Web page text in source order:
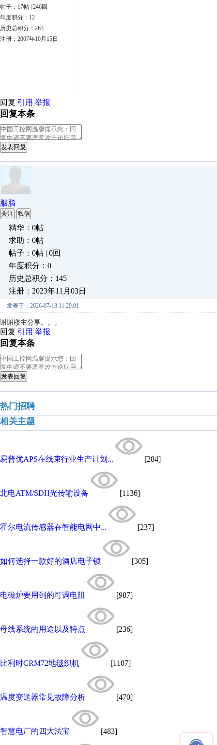
帖子：17帖 | 246回
年度积分：12
历史总积分：263
注册：2007年10月15日
回复 引用 举报
回复本条
发表回复
胭脂
关注 私信
精华：0帖
求助：0帖
帖子：0帖 | 0回
年度积分：0
历史总积分：145
注册：2023年11月03日
发表于：2026-07-13 11:29:01
谢谢楼主分享。。。
回复 引用 举报
回复本条
发表回复
热门招聘
相关主题
易普优APS在线束行业生产计划... [284]
北电ATM/SDH光传输设备 [1136]
霍尔电流传感器在智能电网中... [237]
如何选择一款好的酒店电子锁 [305]
电磁炉要用到的可调电阻 [987]
母线系统的用途以及特点 [236]
比利时CRM72地毯织机 [1107]
温度变送器常见故障分析 [470]
智慧电厂的四大法宝 [483]